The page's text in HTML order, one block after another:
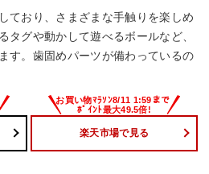
ており、さまざまな手触りを楽しめ
タグや動かして遊べるボールなど、
す。歯固めパーツが備わっているの
楽天市場で見る